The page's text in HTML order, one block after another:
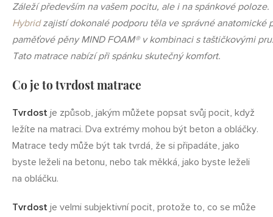
Záleží především na vašem pocitu, ale i na spánkové
Hybridzajistí dokonalé podporu těla ve správné anatomické
paměťové pěny MIND FOAM® v kombinaci s taštičkovými
Tato matrace nabízí při spánku skutečný komfort.
Co je to tvrdost matrace
Tvrdost je způsob, jakým můžete popsat svůj pocit, když
ležíte na matraci. Dva extrémy mohou být beton a obláčky.
Matrace tedy může být tak tvrdá, že si připadáte, jako
byste leželi na betonu, nebo tak měkká, jako byste leželi
na obláčku.
Tvrdost je velmi subjektivní pocit, protože to, co se může